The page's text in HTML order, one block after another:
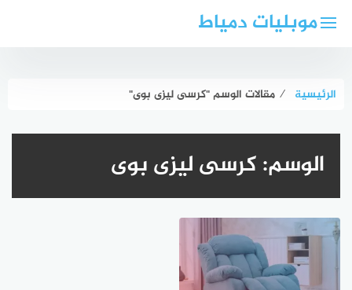
موبليات دمياط
الرئيسية ⁄ مقالات الوسم "كرسى ليزى بوى"
الوسم:كرسى ليزى بوى